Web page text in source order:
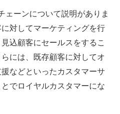
ェーンについて説明がありま
対してマーケティングを行
込顧客にセールスをするこ
には、既存顧客に対してオ
などといったカスタマーサ
でロイヤルカスタマーにな